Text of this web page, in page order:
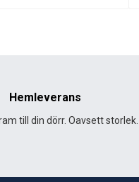
Hemleverans
till din dörr. Oavsett storlek.